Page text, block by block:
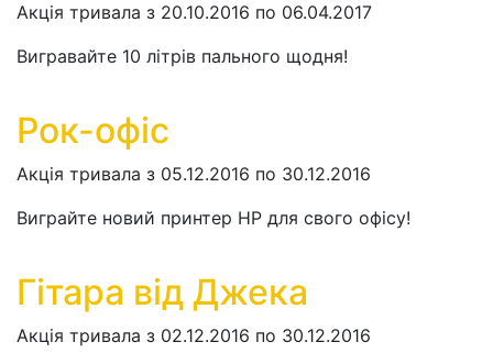
Акція тривала з 20.10.2016 по 06.04.2017
Вигравайте 10 літрів пального щодня!
Рок-офіс
Акція тривала з 05.12.2016 по 30.12.2016
Виграйте новий принтер HP для свого офісу!
Гітара від Джека
Акція тривала з 02.12.2016 по 30.12.2016